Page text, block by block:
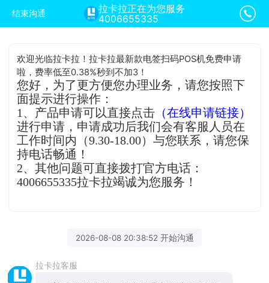
结束沟通
拉卡拉正在为您服务
4006655335
欢迎光临拉卡拉！拉卡拉最新款电签扫码POS机免费申请
啦，费率低至0.38%秒到不加3！
您好，为了更方便您办理业务，请您按照下
面提示进行操作：
1、产品申请可以直接点击 （在线申请链接）
进行申请，申请成功后我们会有客服人员在
工作时间内（9.30-18.00）与您联系，请您保
持电话畅通！
2、其他问题可直接拨打官方电话：
4006655335拉卡拉竭诚为您服务！
2026-08-08 20:38:52 开始沟通
拉卡拉客服